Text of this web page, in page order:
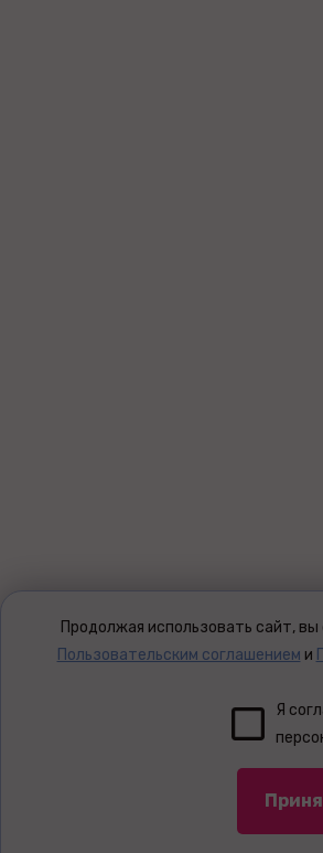
Продолжая использовать сайт,
Пользовательским соглашением и
Я